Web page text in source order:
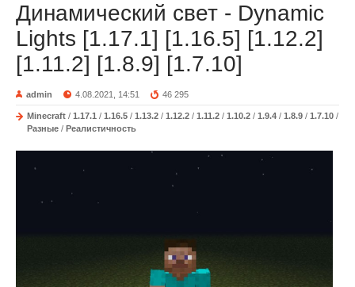
Динамический свет - Dynamic
Lights [1.17.1] [1.16.5] [1.12.2]
[1.11.2] [1.8.9] [1.7.10]
admin 4.08.2021, 14:51 46 295
Minecraft / 1.17.1 / 1.16.5 / 1.13.2 / 1.12.2 / 1.11.2 / 1.10.2 / 1.9.4 / 1.8.9 / 1.7.10 /
Разные / Реалистичность